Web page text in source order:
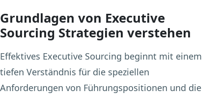
Grundlagen von Executive
Sourcing Strategien verstehen
Effektives Executive Sourcing beginnt mit einem
tiefen Verständnis für die speziellen
Anforderungen von Führungspositionen und die